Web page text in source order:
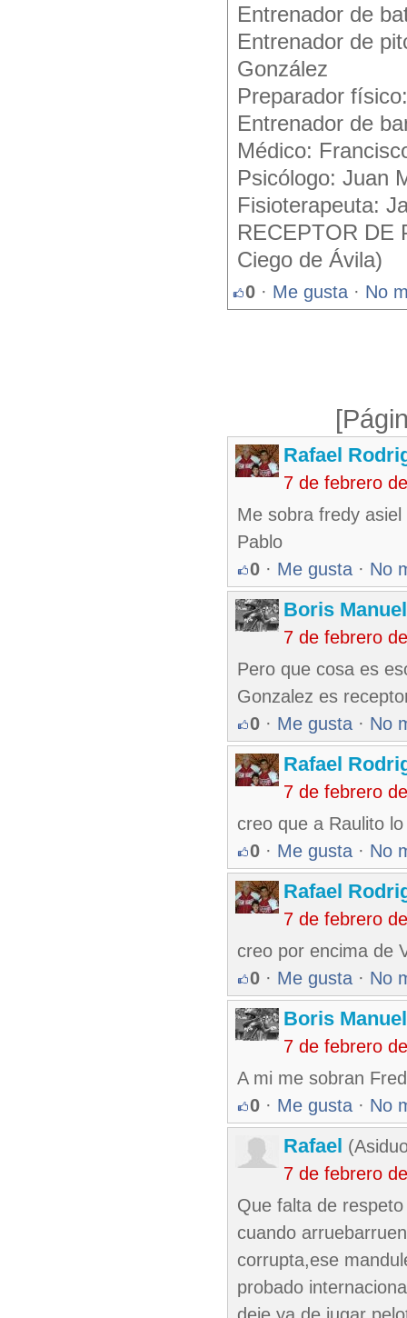
Entrenador de
Entrenador de
González
Preparador
Entrenador de
Médico:
Psicólogo: Juan
Fisioterapeuta:
RECEPTOR DE
Ciego de Ávila)
0 · Me gusta · No
Rafael
7 de febrero
Me sobra fredy
Pablo
0 · Me gusta · No
Boris
7 de febrero
Pero que cosa es
Gonzalez es
0 · Me gusta · No
Rafael
7 de febrero
creo que a Raulito
0 · Me gusta · No
Rafael
7 de febrero
creo por encima de
0 · Me gusta · No
Boris
7 de febrero
A mi me sobran
0 · Me gusta · No
Rafael
7 de febrero
Que falta de
cuando
corrupta,ese
probado